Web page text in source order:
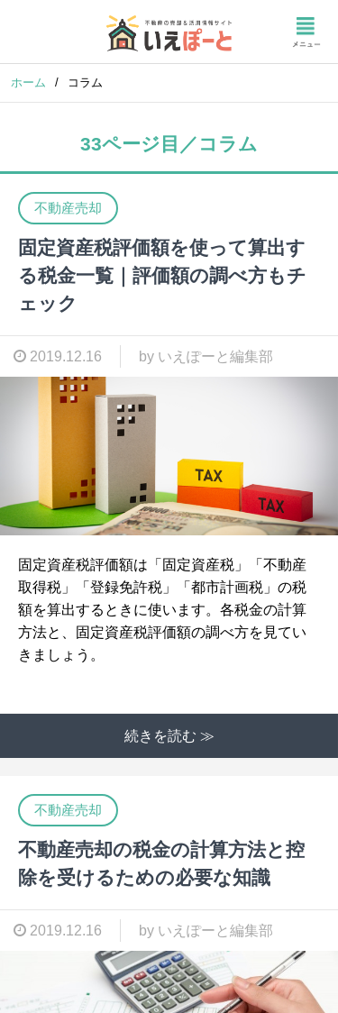
ホーム / コラム
33ページ目／コラム
不動産売却
固定資産税評価額を使って算出す
る税金一覧｜評価額の調べ方もチ
ェック
2019.12.16 by いえぽーと編集部
固定資産税評価額は「固定資産税」「不動産
取得税」「登録免許税」「都市計画税」の税
額を算出するときに使います。各税金の計算
方法と、固定資産税評価額の調べ方を見てい
きましょう。
続きを読む ≫
不動産売却
不動産売却の税金の計算方法と控
除を受けるための必要な知識
2019.12.16 by いえぽーと編集部